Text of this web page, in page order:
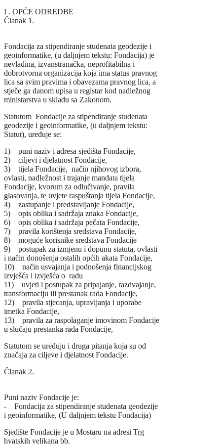
I . OPĆE ODREDBE
Članak 1.
Fondacija za stipendiranje studenata geodezije i
geoinformatike, (u daljnjem tekstu: Fondacija) je
nevladina, izvanstranačka, neprofitabilna i
dobrotvorna organizacija koja ima status pravnog
lica sa svim pravima i obavezama pravnog lica, a
stječe ga danom upisa u registar kod nadležnog
ministarstva u skladu sa Zakonom.
Statutom Fondacije za stipendiranje studenata
geodezije i geoinformatike, (u daljnjem tekstu:
Statut), uređuje se:
1) puni naziv i adresa sjedišta Fondacije,
2) ciljevi i djelatnost Fondacije,
3) tijela Fondacije, način njihovog izbora,
ovlasti, nadležnost i trajanje mandata tijela
Fondacije, kvorum za odlučivanje, pravila
glasovanja, te uvjete raspuštanja tijela Fondacije,
4) zastupanje i predstavljanje Fondacije,
5) opis oblika i sadržaja znaka Fondacije,
6) opis oblika i sadržaja pečata Fondacije,
7) pravila korištenja sredstava Fondacije,
8) moguće korisnike sredstava Fondacije
9) postupak za izmjenu i dopunu statuta, ovlasti
i način donošenja ostalih općih akata Fondacije,
10) način usvajanja i podnošenja financijskog
izvješća i izvješća o radu
11) uvjeti i postupak za pripajanje, razdvajanje,
transformaciju ili prestanak rada Fondacije,
12) pravila stjecanja, upravljanja i uporabe
imetka Fondacije,
13) pravila za raspolaganje imovinom Fondacije
u slučaju prestanka rada Fondacije,
Statutom se uređuju i druga pitanja koja su od
značaja za ciljeve i djelatnost Fondacije.
Članak 2.
Puni naziv Fondacije je:
- Fondacija za stipendiranje studenata geodezije
i geoinformatike, (U daljnjem tekstu Fondacija)
Sjedište Fondacije je u Mostaru na adresi Trg
hvatskih velikana bb.